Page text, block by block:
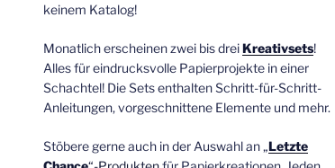
keinem Katalog!
Monatlich erscheinen zwei bis drei Kreativsets!
Alles für eindrucksvolle Papierprojekte in einer
Schachtel! Die Sets enthalten Schritt-für-Schritt-
Anleitungen, vorgeschnittene Elemente und mehr.
Stöbere gerne auch in der Auswahl an „Letzte